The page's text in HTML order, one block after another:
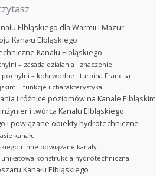
Elbląskiego dla Warmii i Mazur
Kanału Elbląskiego
Kanału Elbląskiego
– zasada działania i znaczenie
– koła wodne i turbina Francisa
– funkcje i charakterystyka
i różnice poziomów na Kanale Elbląskim
i twórca Kanału Elbląskiego
i powiązane obiekty hydrotechniczne
kanału
i inne powiązane kanały
unikatowa konstrukcja hydrotechniczna
Kanału Elbląskiego